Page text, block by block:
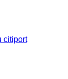
citiport